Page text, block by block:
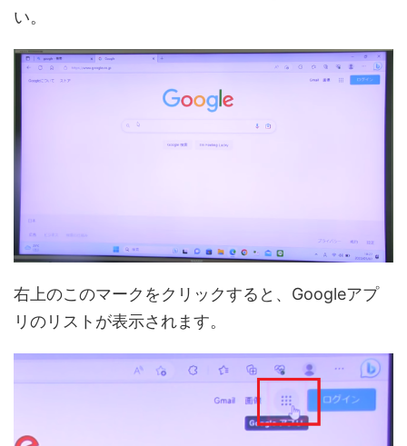
い。
右上のこのマークをクリックすると、Googleアプ
リのリストが表示されます。